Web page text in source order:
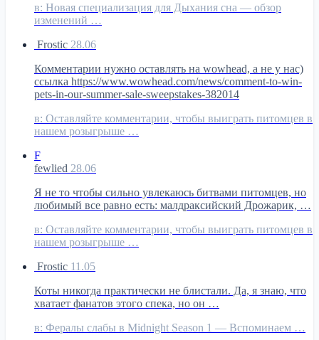
в: Новая специализация для Дыхания сна — обзор
изменений …
Frostic 28.06
Комментарии нужно оставлять на wowhead, а не у нас)
ссылка https://www.wowhead.com/news/comment-to-win-
pets-in-our-summer-sale-sweepstakes-382014
в: Оставляйте комментарии, чтобы выиграть питомцев в
нашем розыгрыше …
F
fewlied 28.06
Я не то чтобы сильно увлекаюсь битвами питомцев, но
любимый все равно есть: малдраксийский Дрожарик, …
в: Оставляйте комментарии, чтобы выиграть питомцев в
нашем розыгрыше …
Frostic 11.05
Коты никогда практически не блистали. Да, я знаю, что
хватает фанатов этого спека, но он …
в: Фералы слабы в Midnight Season 1 — Вспоминаем …